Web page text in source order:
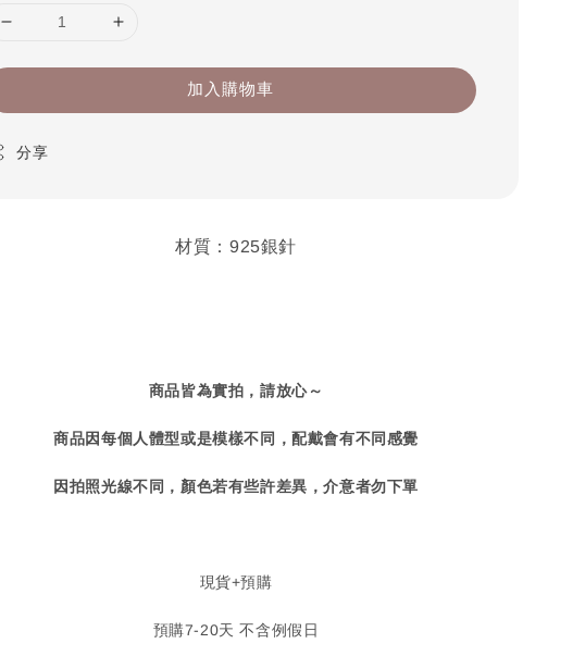
加入購物車
分享
材質：925銀針
商品皆為實拍，請放心～
商品因每個人體型或是模樣不同，配戴會有不同感覺
因拍照光線不同，顏色若有些許差異，介意者勿下單
現貨+預購
預購7-20天 不含例假日